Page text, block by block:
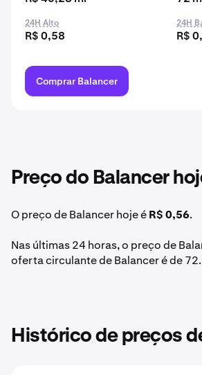
24H Alto
R$ 0,58
24H
R$
Comprar Balancer
Preço do Balancer
O preço de Balancer hoje éR$ 0,56.
Nas últimas 24 horas, o preço de
oferta circulante de Balancer é de
Histórico de preços